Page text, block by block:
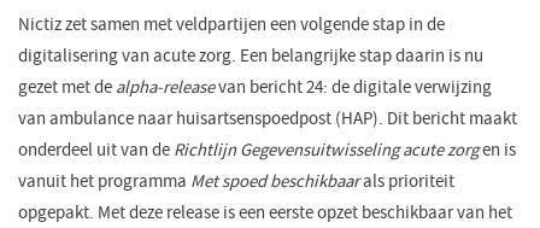
Nictiz zet samen met veldpartijen een volgende stap in de
digitalisering van acute zorg. Een belangrijke stap daarin is nu
gezet met de alpha-releasevan bericht 24: de digitale verwijzing
van ambulance naar huisartsenspoedpost (HAP). Dit bericht maakt
onderdeel uit van de Richtlijn Gegevensuitwisseling acute zorgen is
vanuit het programma Met spoed beschikbaarals prioriteit
opgepakt. Met deze release is een eerste opzet beschikbaar van het